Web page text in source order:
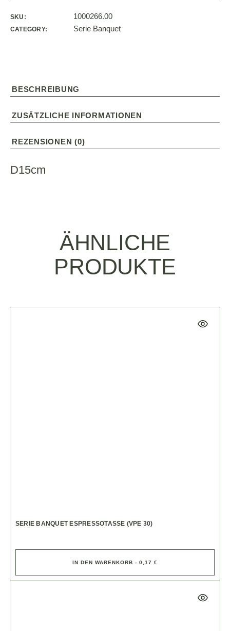
SKU: 1000266.00
CATEGORY: Serie Banquet
BESCHREIBUNG
ZUSÄTZLICHE INFORMATIONEN
REZENSIONEN (0)
D15cm
ÄHNLICHE
PRODUKTE
SERIE BANQUET ESPRESSOTASSE (VPE 30)
IN DEN WARENKORB - 0,17 €